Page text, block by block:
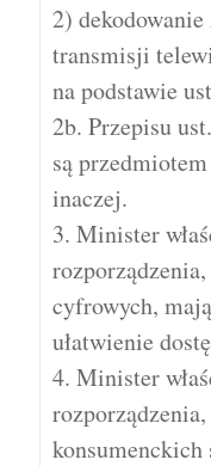
2)
transmisji
na podstawie
2b. Przepisu
są
inaczej.
3. Minister
cyfrowych,
ułatwienie
4. Minister